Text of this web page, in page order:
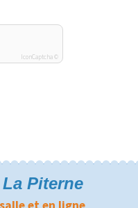
IconCaptcha ©
La Piterne